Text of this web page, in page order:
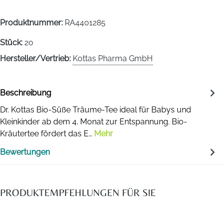
Produktnummer: RA4401285
Stück: 20
Hersteller/Vertrieb: Kottas Pharma GmbH
Beschreibung
Dr. Kottas Bio-Süße Träume-Tee ideal für Babys und
Kleinkinder ab dem 4. Monat zur Entspannung. Bio-
Kräutertee fördert das E… Mehr
Bewertungen
PRODUKTEMPFEHLUNGEN FÜR SIE